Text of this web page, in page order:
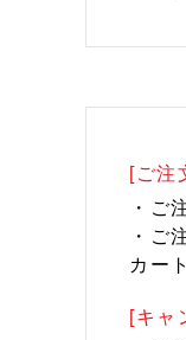
[ご注
・ご
・ご
カー
[キャ